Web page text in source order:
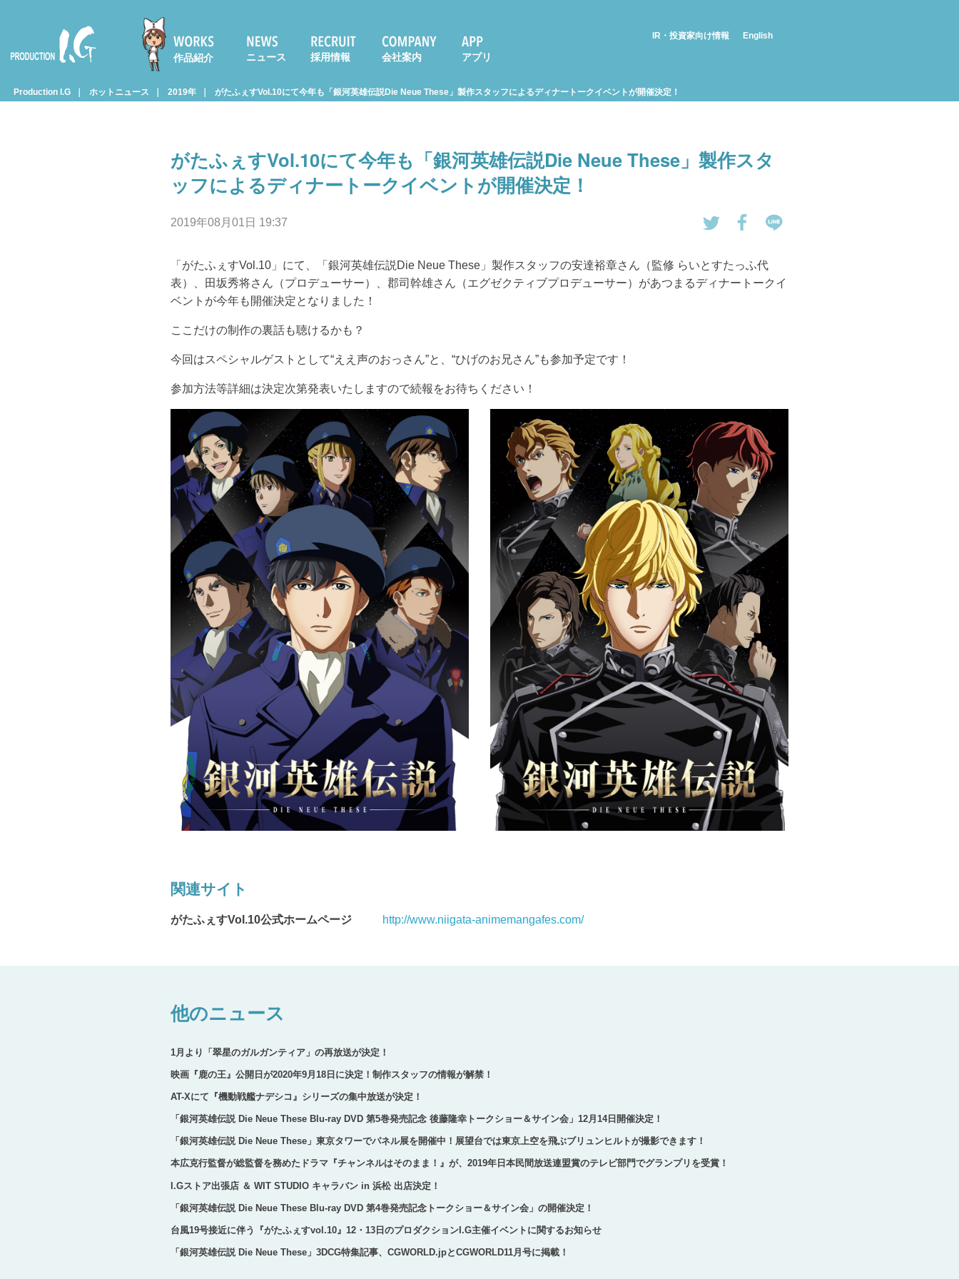
Prod
作品紹介 ニュース 採用情報 会社案内 アプリ
IR・投資家向け情報 English
Production I.G ホットニュース 2019年 がたふぇすVol.10にて今年も「銀河英雄伝説Die Neue These」製作スタッフによるディナートークイベントが開催決定！
がたふぇすVol.10にて今年も「銀河英雄伝説Die Neue These」製作スタ
ッフによるディナートークイベントが開催決定！
2019年08月01日 19:37
す
る
bo
ok
で
送
「がたふぇすVol.10」にて、「銀河英雄伝説Die Neue These」製作スタッフの安達裕章さん（監修 らいとすたっふ代
表）、田坂秀将さん（プロデューサー）、郡司幹雄さん（エグゼクティブプロデューサー）があつまるディナートークイ
ベントが今年も開催決定となりました！
ここだけの制作の裏話も聴けるかも？
今回はスペシャルゲストとして“ええ声のおっさん”と、“ひげのお兄さん”も参加予定です！
参加方法等詳細は決定次第発表いたしますので続報をお待ちください！
関連サイト
がたふぇすVol.10公式ホームページ http://www.niigata-animemangafes.com/
他のニュース
1月より「翠星のガルガンティア」の再放送が決定！
映画『鹿の王』公開日が2020年9月18日に決定！制作スタッフの情報が解禁！
AT-Xにて『機動戦艦ナデシコ』シリーズの集中放送が決定！
「銀河英雄伝説 Die Neue These Blu-ray DVD 第5巻発売記念 後藤隆幸トークショー＆サイン会」12月14日開催決定！
「銀河英雄伝説 Die Neue These」東京タワーでパネル展を開催中！展望台では東京上空を飛ぶブリュンヒルトが撮影できます！
本広克行監督が総監督を務めたドラマ『チャンネルはそのまま！』が、2019年日本民間放送連盟賞のテレビ部門でグランプリを受賞！
I.Gストア出張店 ＆ WIT STUDIO キャラバン in 浜松 出店決定！
「銀河英雄伝説 Die Neue These Blu-ray DVD 第4巻発売記念トークショー＆サイン会」の開催決定！
台風19号接近に伴う『がたふぇすvol.10』12・13日のプロダクションI.G主催イベントに関するお知らせ
「銀河英雄伝説 Die Neue These」3DCG特集記事、CGWORLD.jpとCGWORLD11月号に掲載！